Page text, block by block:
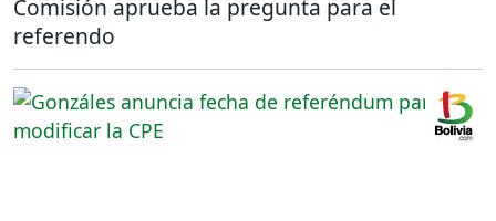
Comisión aprueba la pregunta para el
referendo